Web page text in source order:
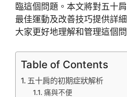
臨這個問題。本文將對五十
最佳運動及改善技巧提供詳
大家更好地理解和管理這個問
Table of Contents
五十肩的初期症狀解析
痛與不便